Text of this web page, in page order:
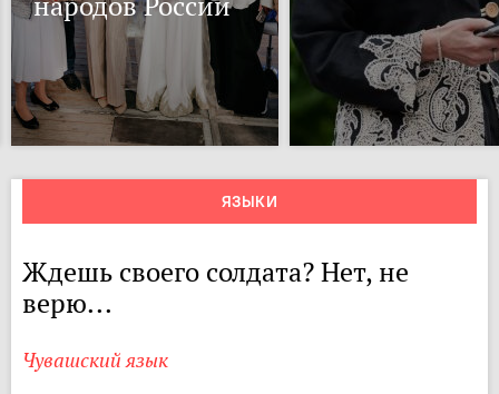
ЯЗЫКИ
Ждешь своего солдата? Нет, не
верю...
Чувашский язык